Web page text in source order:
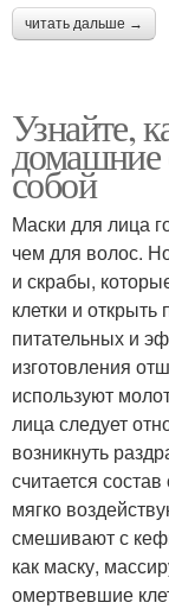
читать дальше →
Узнайте,
домашние
собой
Маски для лица
чем для волос.
и скрабы,
клетки и
питательных и
изготовления
используют
лица следует
возникнуть
считается
мягко
смешивают с
как маску,
омертвевшие